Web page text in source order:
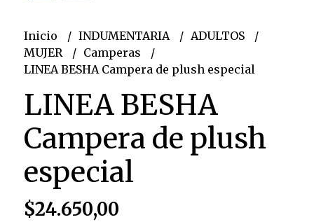
Inicio INDUMENTARIA
ADULTOS
MUJER
Camperas
LINEA BESHA Campera de plush especial
LINEA BESHA
Campera de plush
especial
$24.650,00